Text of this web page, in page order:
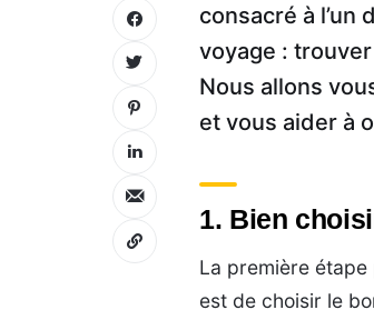
consacré à l’un
voyage :
Nous allons
et vous aider à
1. Bien
La première
est de choisir le